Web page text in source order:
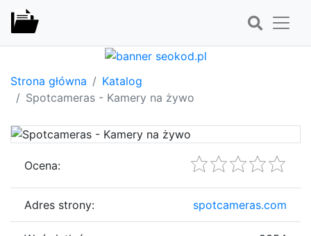
Strona główna
Katalog
Spotcameras - Kamery na żywo
Ocena:
Adres strony: spotcameras.com